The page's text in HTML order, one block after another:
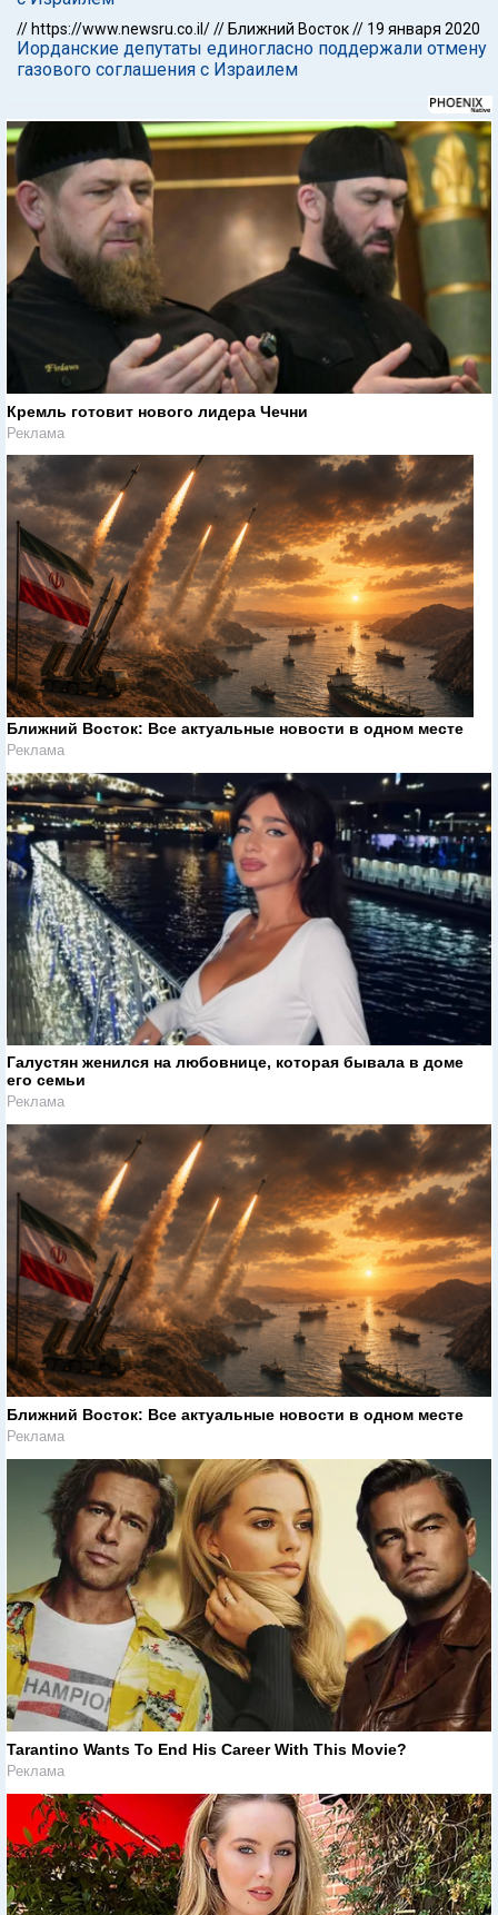
// https://www.newsru.co.il/// Ближний Восток// 19 января 2020
Иорданские депутаты единогласно поддержали отмену
газового соглашения с Израилем
Кремль готовит нового лидера Чечни
Реклама
Ближний Восток: Все актуальные новости в одном месте
Реклама
Галустян женился на любовнице, которая бывала в доме
его семьи
Реклама
Ближний Восток: Все актуальные новости в одном месте
Реклама
Tarantino Wants To End His Career With This Movie?
Реклама